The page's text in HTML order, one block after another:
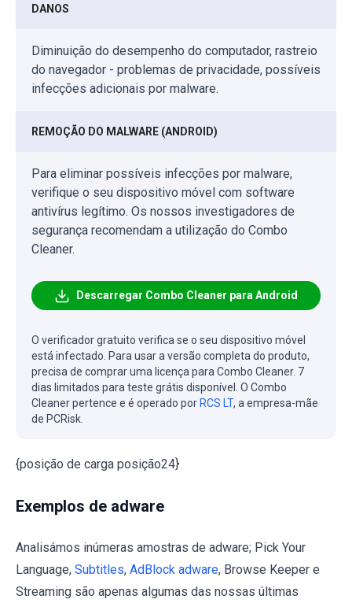
DANOS
Diminuição do desempenho do computador, rastreio
do navegador - problemas de privacidade, possíveis
infecções adicionais por malware.
REMOÇÃO DO MALWARE (ANDROID)
Para eliminar possíveis infecções por malware,
verifique o seu dispositivo móvel com software
antivírus legítimo. Os nossos investigadores de
segurança recomendam a utilização do Combo
Cleaner.
Descarregar Combo Cleaner para Android
O verificador gratuito verifica se o seu dispositivo móvel
está infectado. Para usar a versão completa do produto,
precisa de comprar uma licença para Combo Cleaner. 7
dias limitados para teste grátis disponível. O Combo
Cleaner pertence e é operado por RCS LT, a empresa-mãe
de PCRisk.
{posição de carga posição24}
Exemplos de adware
Analisámos inúmeras amostras de adware; Pick Your
Language, Subtitles, AdBlock adware, Browse Keeper e
Streaming são apenas algumas das nossas últimas